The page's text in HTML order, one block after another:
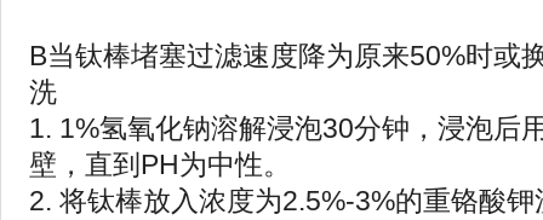
B当钛棒堵塞过滤速度降为原来50%时或
洗
1. 1%氢氧化钠溶解浸泡30分钟，浸泡后
壁，直到PH为中性。
2. 将钛棒放入浓度为2.5%-3%的重铬酸